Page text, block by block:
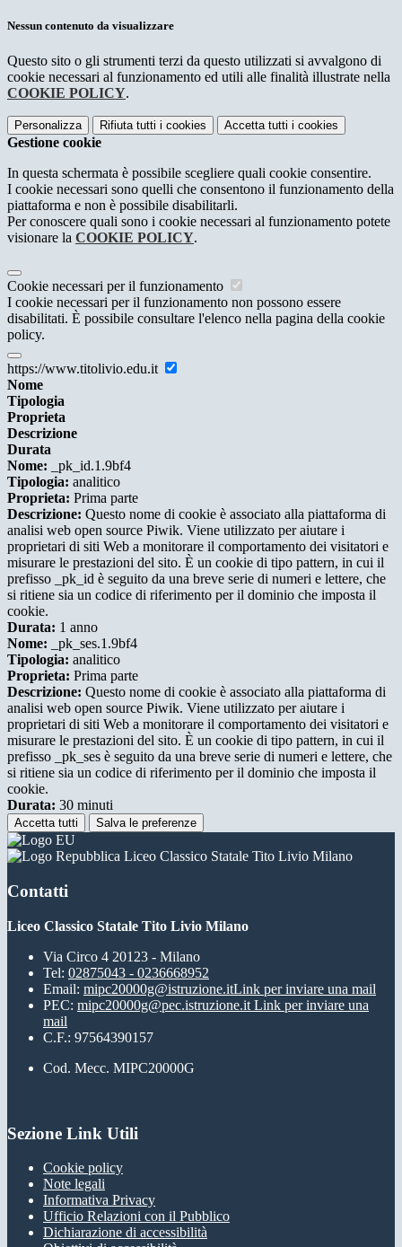
Nessun contenuto da visualizzare
Questo sito o gli strumenti terzi da questo utilizzati si avvalgono di
cookie necessari al funzionamento ed utili alle finalità illustrate nella
COOKIE POLICY.
Personalizza Rifiuta tutti i cookies Accetta tutti i cookies
Gestione cookie
In questa schermata è possibile scegliere quali cookie consentire.
I cookie necessari sono quelli che consentono il funzionamento della
piattaforma e non è possibile disabilitarli.
Per conoscere quali sono i cookie necessari al funzionamento potete
visionare la COOKIE POLICY.
Cookie necessari per il funzionamento
I cookie necessari per il funzionamento non possono essere
disabilitati. È possibile consultare l'elenco nella pagina della cookie
policy.
https://www.titolivio.edu.it
Nome
Tipologia
Proprieta
Descrizione
Durata
Nome: _pk_id.1.9bf4
Tipologia: analitico
Proprieta: Prima parte
Descrizione: Questo nome di cookie è associato alla piattaforma di
analisi web open source Piwik. Viene utilizzato per aiutare i
proprietari di siti Web a monitorare il comportamento dei visitatori e
misurare le prestazioni del sito. È un cookie di tipo pattern, in cui il
prefisso _pk_id è seguito da una breve serie di numeri e lettere, che
si ritiene sia un codice di riferimento per il dominio che imposta il
cookie.
Durata: 1 anno
Nome: _pk_ses.1.9bf4
Tipologia: analitico
Proprieta: Prima parte
Descrizione: Questo nome di cookie è associato alla piattaforma di
analisi web open source Piwik. Viene utilizzato per aiutare i
proprietari di siti Web a monitorare il comportamento dei visitatori e
misurare le prestazioni del sito. È un cookie di tipo pattern, in cui il
prefisso _pk_ses è seguito da una breve serie di numeri e lettere, che
si ritiene sia un codice di riferimento per il dominio che imposta il
cookie.
Durata: 30 minuti
Accetta tutti Salva le preferenze
Liceo Classico Statale Tito Livio Milano
Contatti
Liceo Classico Statale Tito Livio Milano
Via Circo 4 20123 - Milano
Tel: 02875043 - 0236668952
Email: mipc20000g@istruzione.itLink per inviare una mail
PEC: mipc20000g@pec.istruzione.it Link per inviare una
mail
C.F.: 97564390157
Cod. Mecc. MIPC20000G
Sezione Link Utili
Cookie policy
Note legali
Informativa Privacy
Ufficio Relazioni con il Pubblico
Dichiarazione di accessibilità